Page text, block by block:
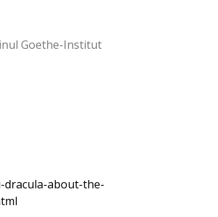
Goethe-Institut
dracula-about-the-